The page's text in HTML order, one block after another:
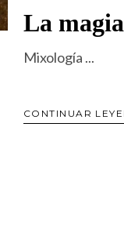
La
Mixología
CONTINUAR